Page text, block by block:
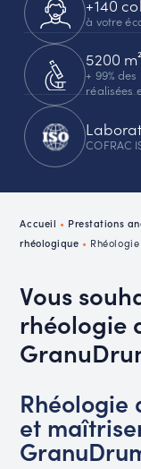
+140
à votre
5200
+ 99%
réalisées
COFRAC
Accueil • Prestations
rhéologique •
Vous
rhéologie
Rhéologie
et